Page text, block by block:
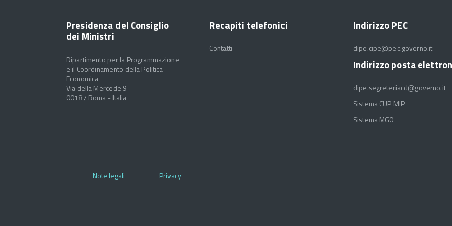
Presidenza del Consiglio
dei Ministri
Dipartimento per la Programmazione
e il Coordinamento della Politica
Economica
Via della Mercede 9
00187 Roma - Italia
Recapiti telefonici
Contatti
Indirizzo PEC
dipe.cipe@pec.governo.it
Indirizzo posta
dipe.segreteriacd@governo.it
Sistema CUP MIP
Sistema MGO
Note legali Privacy